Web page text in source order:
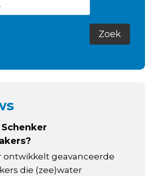
ontwikkelt geavanceerde
die (zee)water